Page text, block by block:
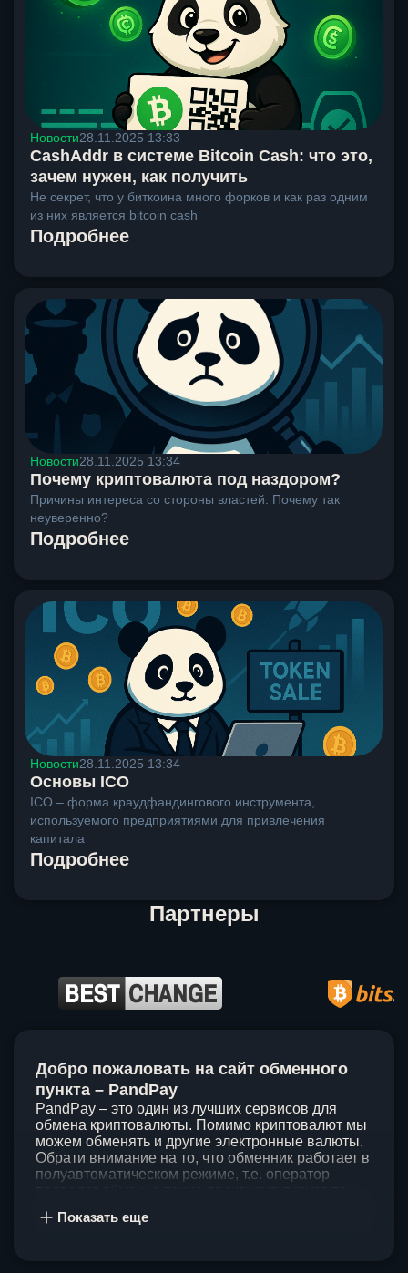
Новости28.11.2025 13:33
CashAddr в системе Bitcoin Cash: что это,
зачем нужен, как получить
Не секрет, что у биткоина много форков и как раз одним
из них является bitcoin cash
Подробнее
Новости28.11.2025 13:34
Почему криптовалюта под наздором?
Причины интереса со стороны властей. Почему так
неуверенно?
Подробнее
Новости28.11.2025 13:34
Основы ICO
ICO – форма краудфандингового инструмента,
используемого предприятиями для привлечения
капитала
Подробнее
Партнеры
Добро пожаловать на сайт обменного
пункта – PandPay
PandPay – это один из лучших сервисов для
обмена криптовалюты. Помимо криптовалют мы
можем обменять и другие электронные валюты.
Обрати внимание на то, что обменник работает в
полуавтоматическом режиме, т.е. оператор
клиентов, поэтому стараемся проводить обмены
Показать еще